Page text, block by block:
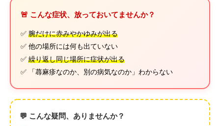
🚨 こんな症状、放っておいてませんか？
✅ 腕だけに赤みやかゆみが出る
✅ 他の場所には何も出ていない
✅ 繰り返し同じ場所に症状が出る
✅ 「蕁麻疹なのか、別の病気なのか」わからない
💬 こんな疑問、ありませんか？